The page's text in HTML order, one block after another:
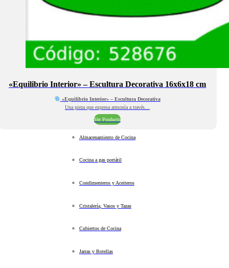
«Equilibrio Interior» – Escultura Decorativa 16x6x18 cm
«Equilibrio Interior» – Escultura Decorativa
Una pieza que expresa armonía a través…
Ver Producto
Almacenamiento de Cocina
Cocina a gas portátil
Condimenteros y Aceiteros
Cristalería, Vasos y Tazas
Cubiertos de Cocina
Jarras y Botellas